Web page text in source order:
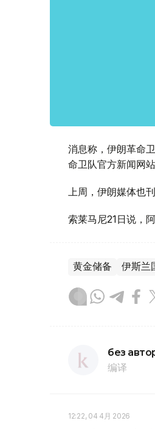
消息称，伊朗革命
命卫队官方新闻网
上周，伊朗媒体也
索莱马尼21日说，
黄金储备 伊斯兰
без
编译
12:22, 04 4月 2026